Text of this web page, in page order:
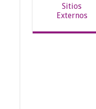
Sitios
Externos